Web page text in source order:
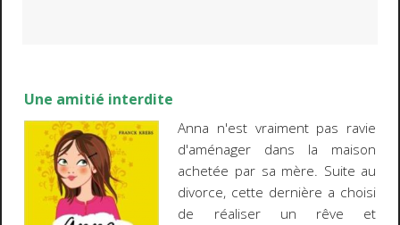
Une amitié interdite
Anna n'est vraiment pas ravie
d'aménager dans la maison
achetée par sa mère. Suite au
divorce, cette dernière a choisi
de réaliser un rêve et